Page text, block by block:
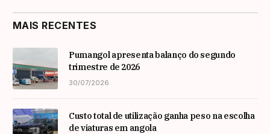
MAIS RECENTES
Pumangol apresenta balanço do segundo
trimestre de 2026
30/07/2026
Custo total de utilização ganha peso na escolha
de viaturas em angola